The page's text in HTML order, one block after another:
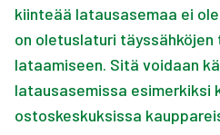
kiinteää latausasemaa ei
on oletuslaturi täyssähköjen
lataamiseen. Sitä voidaan
latausasemissa esimerkiksi
ostoskeskuksissa